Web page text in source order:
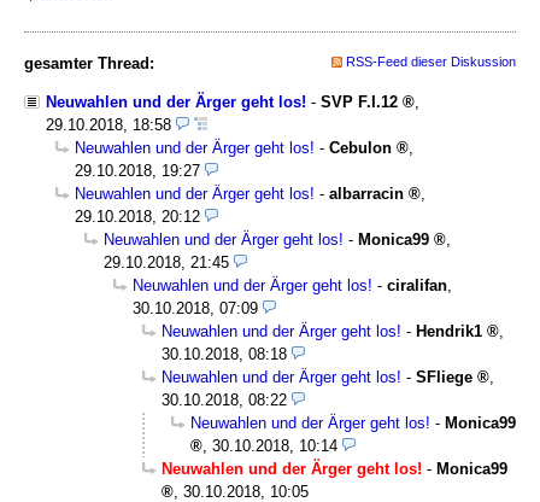
gesamter Thread: RSS-Feed dieser Diskussion
Neuwahlen und der Ärger geht los! - SVP F.I.12
29.10.2018, 18:58
Neuwahlen und der Ärger geht los! - Cebulon
29.10.2018, 19:27
Neuwahlen und der Ärger geht los! - albarracin
29.10.2018, 20:12
Neuwahlen und der Ärger geht los! - Monica99
29.10.2018, 21:45
Neuwahlen und der Ärger geht los! - ciralifan
30.10.2018, 07:09
Neuwahlen und der Ärger geht los! - Hendrik1
30.10.2018, 08:18
Neuwahlen und der Ärger geht los! - SFliege
30.10.2018, 08:22
Neuwahlen und der Ärger geht los! - Monica99
30.10.2018, 10:14
Neuwahlen und der Ärger geht los! - Monica99
30.10.2018, 10:05